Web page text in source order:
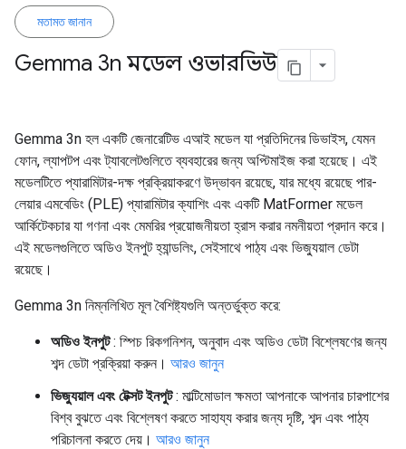
মতামত জানান
Gemma 3n মডেল ওভারভিউ
Gemma 3n হল একটি জেনারেটিভ এআই মডেল যা প্রতিদিনের ডিভাইস, যেমন
ফোন, ল্যাপটপ এবং ট্যাবলেটগুলিতে ব্যবহারের জন্য অপ্টিমাইজ করা হয়েছে। এই
মডেলটিতে প্যারামিটার-দক্ষ প্রক্রিয়াকরণে উদ্ভাবন রয়েছে, যার মধ্যে রয়েছে পার-
লেয়ার এমবেডিং (PLE) প্যারামিটার ক্যাশিং এবং একটি MatFormer মডেল
আর্কিটেকচার যা গণনা এবং মেমরির প্রয়োজনীয়তা হ্রাস করার নমনীয়তা প্রদান করে।
এই মডেলগুলিতে অডিও ইনপুট হ্যান্ডলিং, সেইসাথে পাঠ্য এবং ভিজ্যুয়াল ডেটা
রয়েছে।
Gemma 3n নিম্নলিখিত মূল বৈশিষ্ট্যগুলি অন্তর্ভুক্ত করে:
অডিও ইনপুট: স্পিচ রিকগনিশন, অনুবাদ এবং অডিও ডেটা বিশ্লেষণের জন্য
শব্দ ডেটা প্রক্রিয়া করুন। আরও জানুন
ভিজ্যুয়াল এবং টেক্সট ইনপুট: মাল্টিমোডাল ক্ষমতা আপনাকে আপনার চারপাশের
বিশ্ব বুঝতে এবং বিশ্লেষণ করতে সাহায্য করার জন্য দৃষ্টি, শব্দ এবং পাঠ্য
পরিচালনা করতে দেয়। আরও জানুন